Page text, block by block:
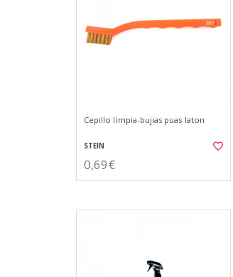
Cepillo limpia-bujias puas laton
STEIN
0,69€